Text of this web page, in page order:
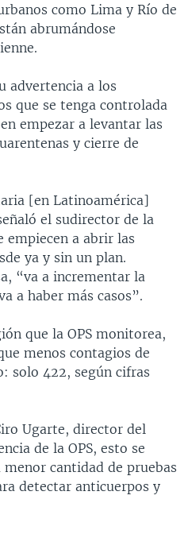
como Lima y Río de
abrumándose
advertencia a los
que se tenga controlada
empezar a levantar las
y cierre de
[en Latinoamérica]
el sudirector de la
empiecen a abrir las
ya y sin un plan.
“va a incrementar la
a haber más casos”.
que la OPS monitorea,
menos contagios de
solo 422, según cifras
Ugarte, director del
de la OPS, esto se
cantidad de pruebas
detectar anticuerpos y